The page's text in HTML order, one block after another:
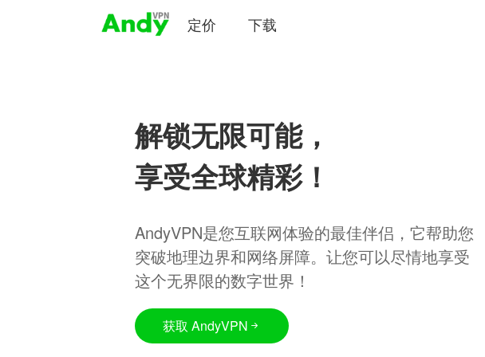
定价 下载
解锁无限可能，
享受全球精彩！
AndyVPN是您互联网体验的最佳伴侣，它帮助您
突破地理边界和网络屏障。让您可以尽情地享受
这个无界限的数字世界！
获取 AndyVPN